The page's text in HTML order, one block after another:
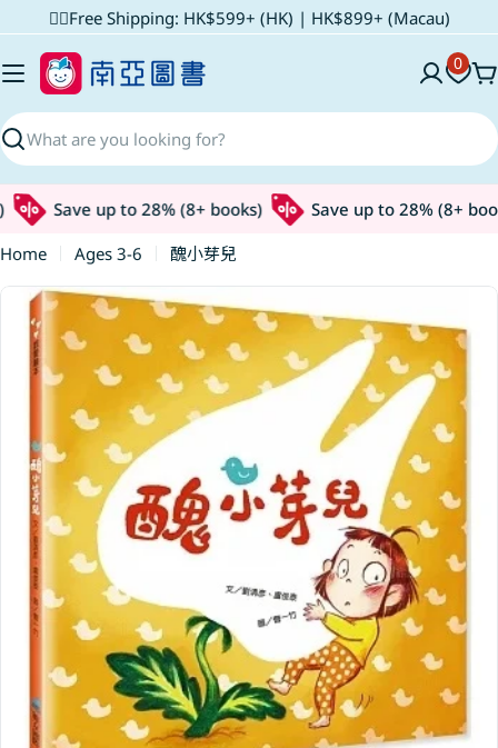
to
content
✌🏼Free Shipping: HK$599+ (HK) | HK$899+ (Macau)
Search
0
Save up to 28% (8+ books)
Save up to 28% (8+
Home
Ages 3-6
醜小芽兒
Skip
product
information
Open media 0 in modal